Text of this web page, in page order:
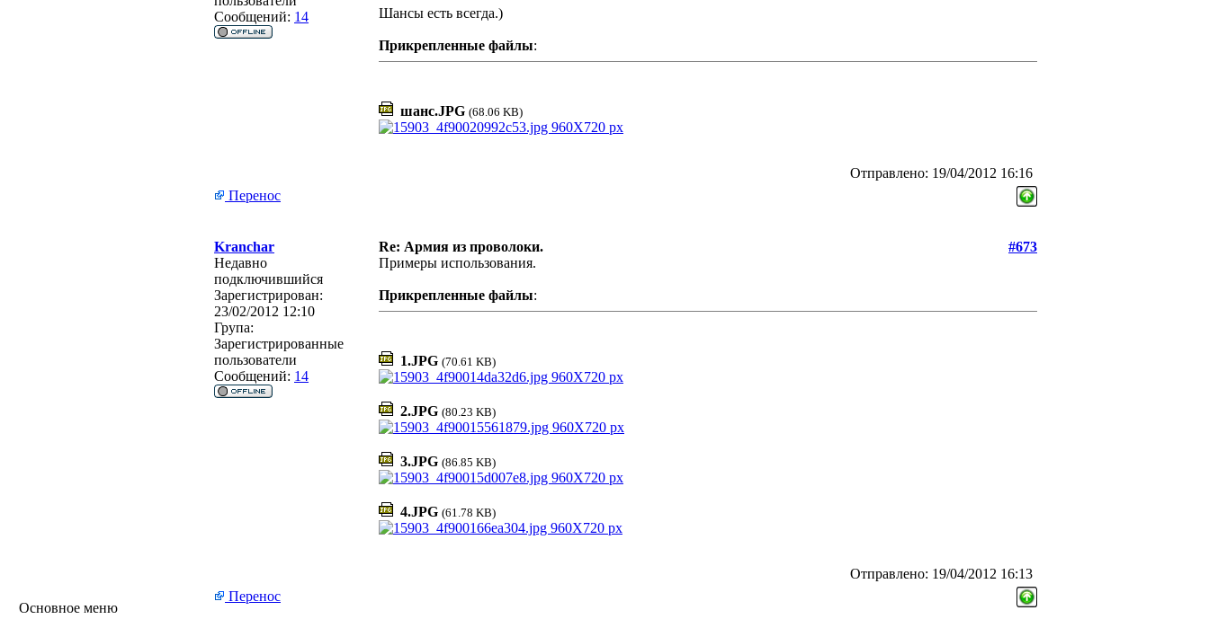
Основное меню
Сообщений: 14 Шансы есть всегда.)
Прикрепленные файлы:
шанс.JPG (68.06 KB)
Отправлено: 19/04/2012 16:16
Перенос
Kranchar Re: Армия из проволоки.
#673
Недавно
подключившийся
Зарегистрирован:
23/02/2012 12:10
Група:
Зарегистрированные
пользователи
Сообщений: 14
Примеры использования.
Прикрепленные файлы:
1.JPG (70.61 KB)
2.JPG (80.23 KB)
3.JPG (86.85 KB)
4.JPG (61.78 KB)
Отправлено: 19/04/2012 16:13
Перенос